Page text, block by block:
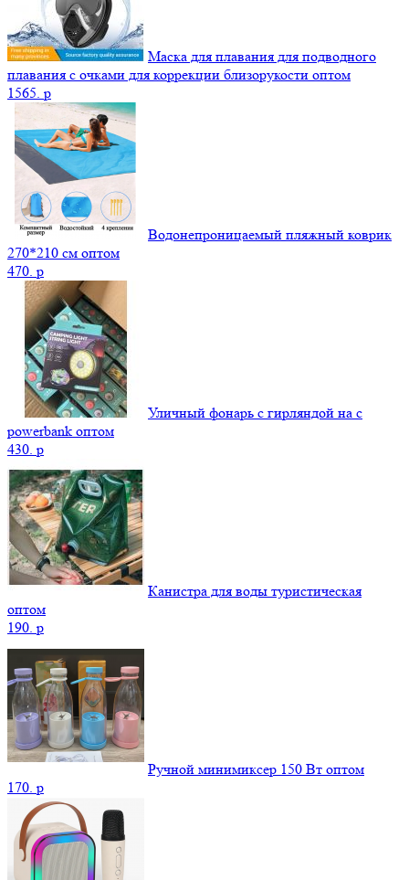
Маска для плавания для подводного
плавания с очками для коррекции близорукости оптом
1565. p
Водонепроницаемый пляжный коврик
270*210 см оптом
470. p
Уличный фонарь с гирляндой на с
powerbank оптом
430. p
Канистра для воды туристическая
оптом
190. p
Ручной минимиксер 150 Вт оптом
170. p